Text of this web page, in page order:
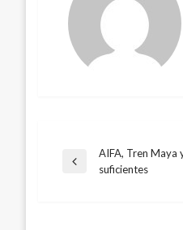
Entrada
AIFA, Tren Maya
suficientes